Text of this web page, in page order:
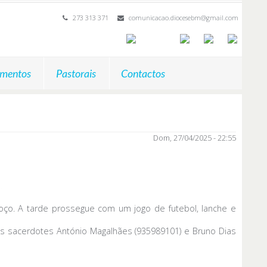
273 313 371 comunicacao.diocesebm@gmail.com
Pastorais Contactos
Dom, 27/04/2025 - 22:55
A tarde prossegue com um jogo de futebol, lanche e
António Magalhães (935989101) e Bruno Dias